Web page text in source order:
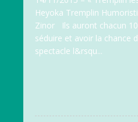
Heyoka Tremplin
Zinor Ils auront chacun
séduire et avoir la chance
spectacle l&rsqu...